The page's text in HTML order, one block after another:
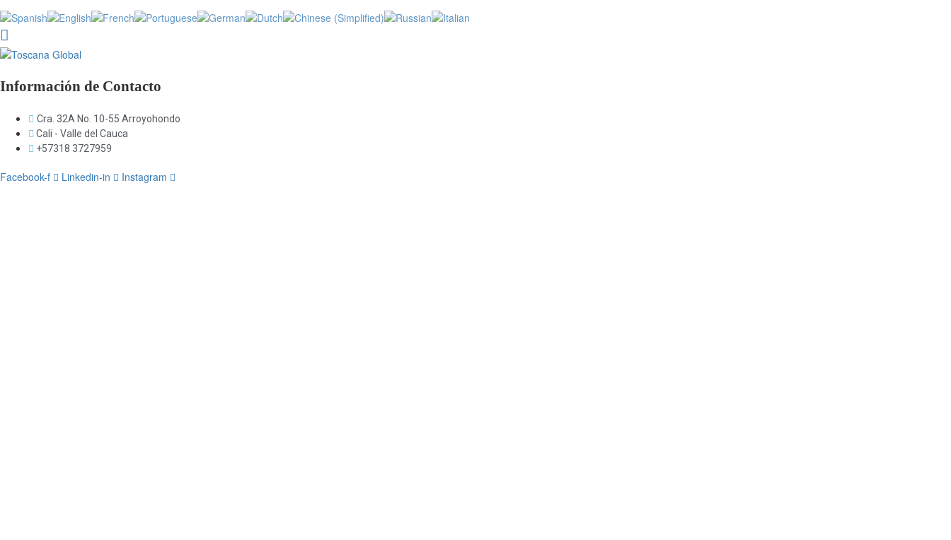
Información de Contacto
Cra. 32A No. 10-55 Arroyohondo
Cali - Valle del Cauca
+57318 3727959
Facebook-f Linkedin-in Instagram